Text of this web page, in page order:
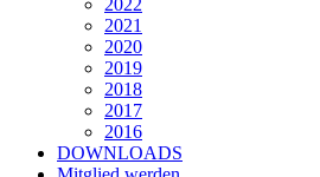
2022
2021
2020
2019
2018
2017
2016
DOWNLOADS